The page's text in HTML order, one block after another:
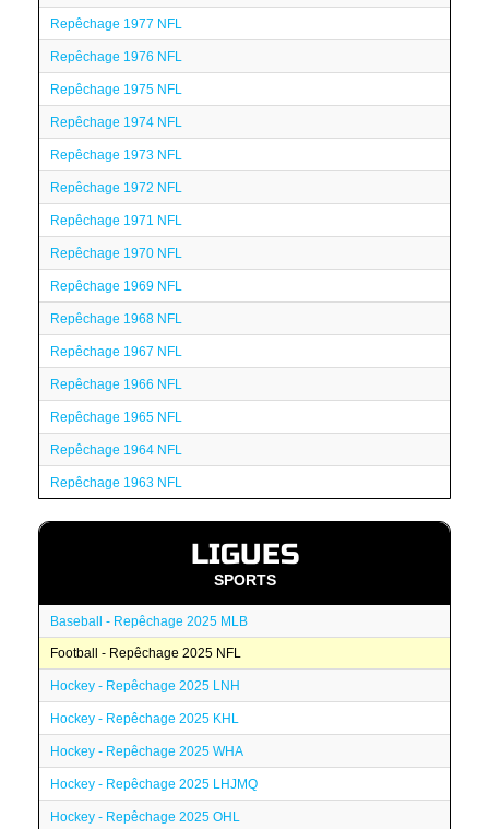
Repêchage 1977 NFL
Repêchage 1976 NFL
Repêchage 1975 NFL
Repêchage 1974 NFL
Repêchage 1973 NFL
Repêchage 1972 NFL
Repêchage 1971 NFL
Repêchage 1970 NFL
Repêchage 1969 NFL
Repêchage 1968 NFL
Repêchage 1967 NFL
Repêchage 1966 NFL
Repêchage 1965 NFL
Repêchage 1964 NFL
Repêchage 1963 NFL
LIGUES
SPORTS
Baseball - Repêchage 2025 MLB
Football - Repêchage 2025 NFL
Hockey - Repêchage 2025 LNH
Hockey - Repêchage 2025 KHL
Hockey - Repêchage 2025 WHA
Hockey - Repêchage 2025 LHJMQ
Hockey - Repêchage 2025 OHL